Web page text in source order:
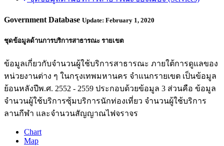
Government Database Update: February 1, 2020
ชุดข้อมูลด้านการบริการสาธารณะ รายเขต
ข้อมูลเกี่ยวกับจำนวนผู้ใช้บริการสาธารณะ ภายใต้การดูแลของ
หน่วยงานต่าง ๆ ในกรุงเทพมหานคร จำแนกรายเขต เป็นข้อมูล
ย้อนหลังปีพ.ศ. 2552 - 2559 ประกอบด้วยข้อมูล 3 ส่วนคือ ข้อมูล
จำนวนผู้ใช้บริการซุ้มบริการนักท่องเที่ยว จำนวนผู้ใช้บริการ
ลานกีฬา และจำนวนสัญญาณไฟจราจร
Chart
Map